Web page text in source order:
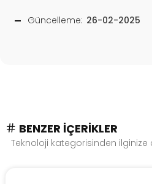
Güncelleme: 26-02-2025
BENZER İÇERIKLER
Teknoloji kategorisinden